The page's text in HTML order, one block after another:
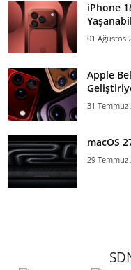
iPhone
01 Ağustos
Apple
31 Temmuz
macOS
29 Temmuz